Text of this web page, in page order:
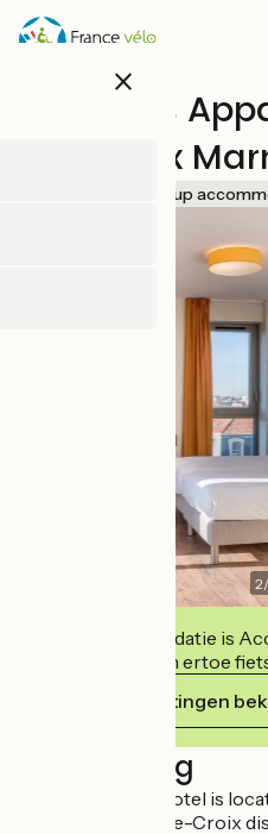
Overslaan
en
close
All Suites
Bordeaux
Group
2/
Deze accommodatie is
en verbindt zich ertoe
Haar verplichtingen
Beschrijving
Your apartment hotel is
the intimate Sainte-Croix